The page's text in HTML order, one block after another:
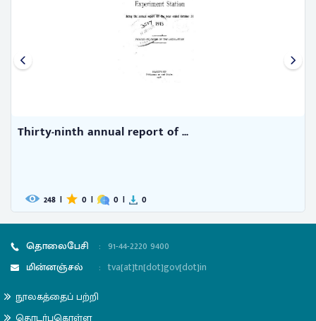
Thirty-ninth annual report of ...
248 | 0 | 0 | 0
தொலைபேசி : 91-44-2220 9400
மின்னஞ்சல்
: tva[at]tn[dot]gov[dot]in
நூலகத்தைப் பற்றி